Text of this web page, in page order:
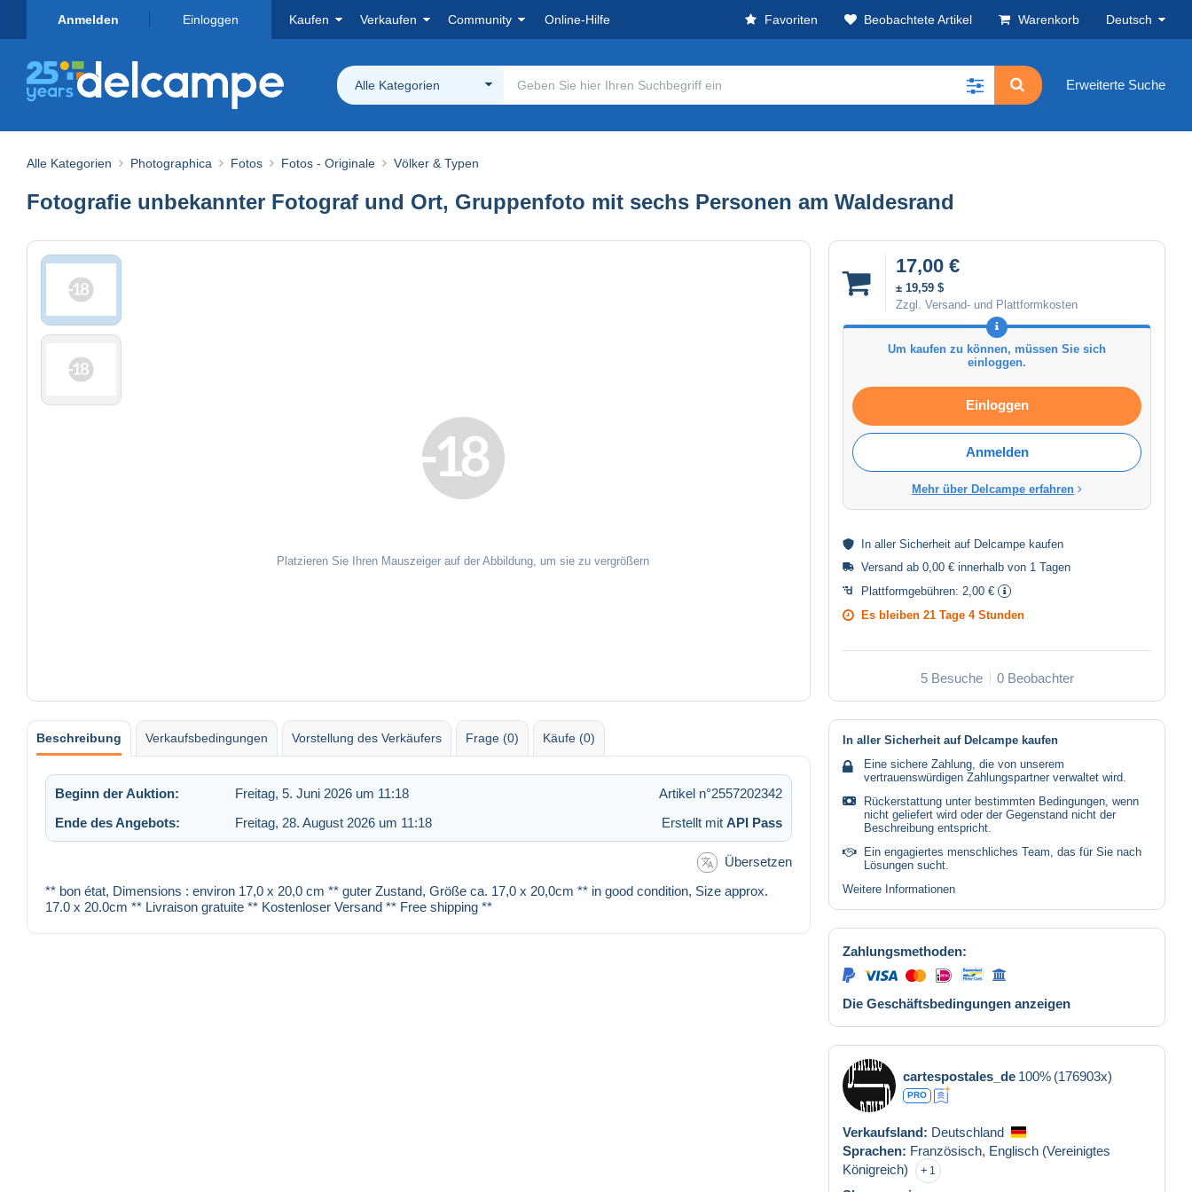
Anmelden Einloggen Kaufen Verkaufen Community Online-Hilfe Favoriten Beobachtete Artikel Warenkorb Deutsch
Alle Kategorien Erweiterte Suche
Alle Kategorien Photographica Fotos Fotos - Originale Völker & Typen
Fotografie unbekannter Fotograf und Ort, Gruppenfoto mit sechs Personen am Waldesrand
Platzieren Sie Ihren Mauszeiger auf der Abbildung, um sie zu vergrößern
17,00 €
± 19,59 $
Zzgl. Versand- und Plattformkosten
Um kaufen zu können, müssen Sie sich
einloggen.
Einloggen
Anmelden
Mehr über Delcampe erfahren
In aller Sicherheit auf Delcampe kaufen
Versand ab 0,00 € innerhalb von 1 Tagen
Plattformgebühren: 2,00 €
Es bleiben 21 Tage 4 Stunden
5 Besuche 0 Beobachter
Beschreibung Verkaufsbedingungen Vorstellung des Verkäufers Frage (0) Käufe (0)
Beginn der Auktion: Freitag, 5. Juni 2026 um 11:18
Artikel n°2557202342
Ende des Angebots:
Freitag, 28. August 2026 um 11:18 Erstellt mit API Pass
Übersetzen
** bon état, Dimensions : environ 17,0 x 20,0 cm ** guter Zustand, Größe ca. 17,0 x 20,0cm ** in good condition, Size approx.
17.0 x 20.0cm ** Livraison gratuite ** Kostenloser Versand ** Free shipping **
In aller Sicherheit auf Delcampe kaufen
Eine sichere Zahlung, die von unserem
vertrauenswürdigen Zahlungspartner verwaltet wird.
Rückerstattung unter bestimmten Bedingungen, wenn
nicht geliefert wird oder der Gegenstand nicht der
Beschreibung entspricht.
Ein engagiertes menschliches Team, das für Sie nach
Lösungen sucht.
Weitere Informationen
Zahlungsmethoden:
Die Geschäftsbedingungen anzeigen
cartespostales_de 100% (176903x)
PRO
Verkaufsland: Deutschland
Sprachen: Französisch, Englisch (Vereinigtes
Königreich)
1